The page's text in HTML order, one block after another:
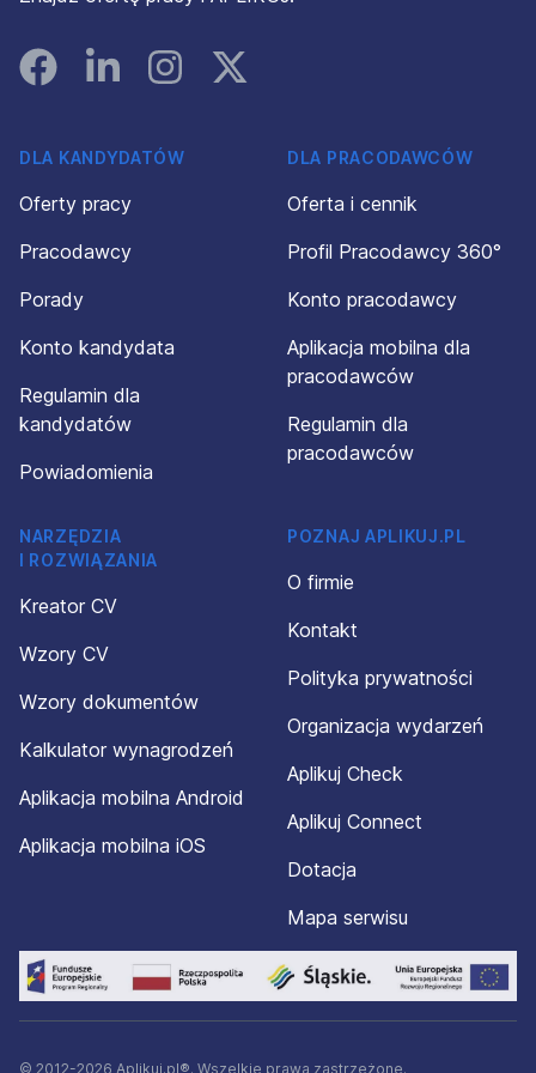
FacebookLinked InInstagramInstagram
DLA KANDYDATÓW
Oferty pracy
Pracodawcy
Porady
Konto kandydata
Regulamin dla
kandydatów
Powiadomienia
DLA PRACODAWCÓW
Oferta i cennik
Profil Pracodawcy 360°
Konto pracodawcy
Aplikacja mobilna dla
pracodawców
Regulamin dla
pracodawców
NARZĘDZIA
I ROZWIĄZANIA
Kreator CV
Wzory CV
Wzory dokumentów
Kalkulator wynagrodzeń
Aplikacja mobilna Android
Aplikacja mobilna iOS
POZNAJ APLIKUJ.PL
O firmie
Kontakt
Polityka prywatności
Organizacja wydarzeń
Aplikuj Check
Aplikuj Connect
Dotacja
Mapa serwisu
© 2012-2026 Aplikuj.pl®. Wszelkie prawa zastrzeżone.